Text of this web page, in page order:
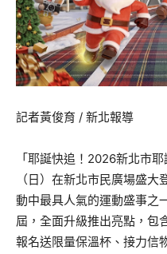
記者黃俊育 / 新北報導
「耶誕快追！2026新北市
（日）在新北市民廣場盛
動中最具人氣的運動盛事之
屆，全面升級推出亮點，包
報名送限量保溫杯、接力信